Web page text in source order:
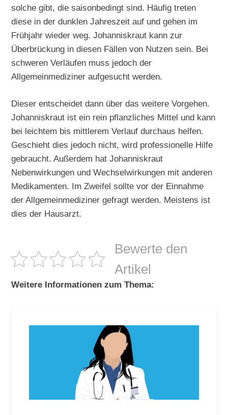
solche gibt, die saisonbedingt sind. Häufig treten
diese in der dunklen Jahreszeit auf und gehen im
Frühjahr wieder weg. Johanniskraut kann zur
Überbrückung in diesen Fällen von Nutzen sein. Bei
schweren Verläufen muss jedoch der
Allgemeinmediziner aufgesucht werden.
Dieser entscheidet dann über das weitere Vorgehen.
Johanniskraut ist ein rein pflanzliches Mittel und kann
bei leichtem bis mittlerem Verlauf durchaus helfen.
Geschieht dies jedoch nicht, wird professionelle Hilfe
gebraucht. Außerdem hat Johanniskraut
Nebenwirkungen und Wechselwirkungen mit anderen
Medikamenten. Im Zweifel sollte vor der Einnahme
der Allgemeinmediziner gefragt werden. Meistens ist
dies der Hausarzt.
Bewerte den
Artikel
Weitere Informationen zum Thema: